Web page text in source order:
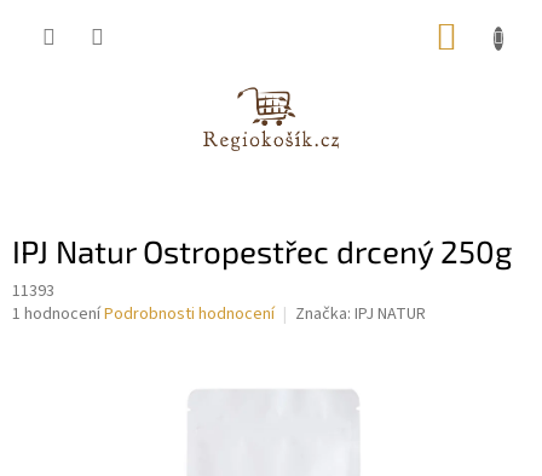
IPJ Natur Ostropestřec drcený 250g
11393
Průměrné
1 hodnoceníPodrobnosti hodnocení Značka: IPJ NATUR